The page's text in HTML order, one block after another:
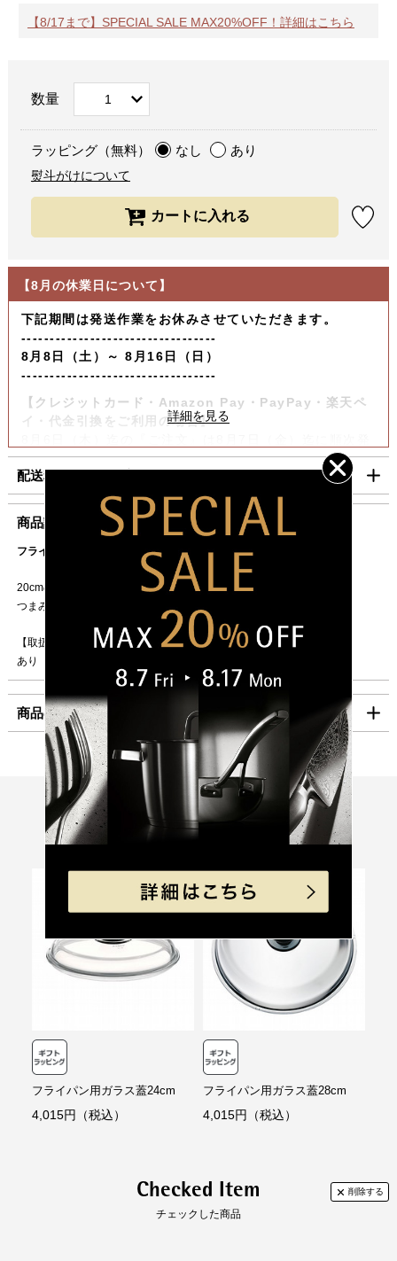
【8/17まで】SPECIAL SALE MAX20%OFF！詳細はこちら
数量
ラッピング（無料） なし あり
熨斗がけについて
【8月の休業日について】
下記期間は発送作業をお休みさせていただきます。
----------------------------------
8月8日（土）～ 8月16日（日）
----------------------------------
【クレジットカード・Amazon Pay・PayPay・楽天ペ
イ・代金引換をご利用の場合】
送いたします。
【コンビニ決済をご利用の場合】
8月6日（木）迄の『ご注文及びご入金確認分』は8月7日
（金）迄に順次発送いたします。
上記日時以降のご注文及びご入金確認分につきましては、8月
17日（月）以降の発送となります。
ご迷惑をお掛けいたしますが、何卒ご了承賜りますよう
お願い申し上げます。
配送料・お支払い方法について
■配送料（税込）
北海道 1,100円
北陸・中部・関西
840円
930円
九州
1,980円
海外への発送は行っておりません。
「コンパクト便」の送料はこちら。
■お支払方法
「コンパクト便」を選択の場合は、クレジット決済のみのご利用となりま
す。
一括払のみご利用可能です。
コンビニ決済 セブンイレブン、ローソン、
ファミリーマー
ト、ミニストップ、
デイリーヤマザキ、セイ
330円（一律）
代金引換
【代金引換手数料】
330円～1,100円
ご注文金額に応じて手数料が異なります。
商品説明
フライパン用の耐熱ガラス製蓋20cm。
20cmのフライパンにお使いいただけます。
つまみにWMFのロゴ入り。
【取扱説明書】
あり
商品の仕様
製品サイズ（寸法）
幅(mm):215
奥行(mm):215
高さ(mm):80
製品重量(g):578
耐熱ガラス製
つまみ：ステンレス鋼
個装サイズ（約）
幅 (mm):217
奥行き (mm):222
Recommend
フライパン用ガラス蓋24cm
4,015円（税込）
フライパン用ガラス蓋28cm
4,015円（税込）
Checked Item
チェックした商品